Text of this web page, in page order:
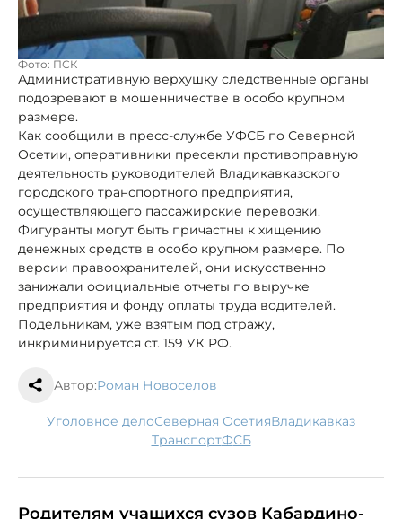
Фото: ПСК
Административную верхушку следственные органы
подозревают в мошенничестве в особо крупном
размере.
Как сообщили в пресс-службе УФСБ по Северной
Осетии, оперативники пресекли противоправную
деятельность руководителей Владикавказского
городского транспортного предприятия,
осуществляющего пассажирские перевозки.
Фигуранты могут быть причастны к хищению
денежных средств в особо крупном размере. По
версии правоохранителей, они искусственно
занижали официальные отчеты по выручке
предприятия и фонду оплаты труда водителей.
Подельникам, уже взятым под стражу,
инкриминируется ст. 159 УК РФ.
Автор:Роман Новоселов
уголовное дело Северная Осетия
Владикавказ
транспорт
ФСБ
Родителям учащихся сузов Кабардино-